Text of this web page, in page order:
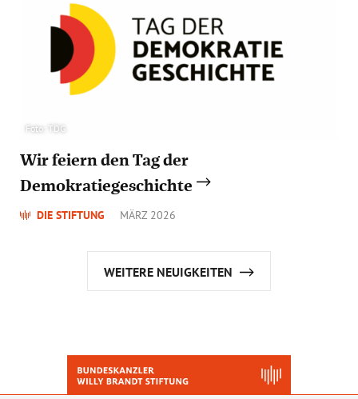
Foto: TDG
Wir feiern den Tag der
Demokratiegeschichte
DIE STIFTUNG MÄRZ 2026
WEITERE NEUIGKEITEN